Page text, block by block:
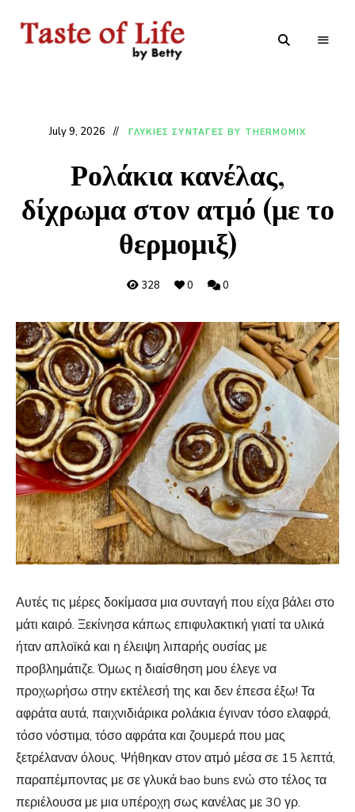
July 9, 2026 ΓΛΥΚΙΕΣ ΣΥΝΤΑΓΕΣ BY THERMOMIX
Ρολάκια κανέλας,
δίχρωμα στον ατμό (με το
θερμομιξ)
328 0 0
Αυτές τις μέρες δοκίμασα μια συνταγή που είχα βάλει στο
μάτι καιρό. Ξεκίνησα κάπως επιφυλακτική γιατί τα υλικά
ήταν απλοϊκά και η έλειψη λιπαρής ουσίας με
προβλημάτιζε. Όμως η διαίσθηση μου έλεγε να
προχωρήσω στην εκτέλεσή της και δεν έπεσα έξω! Τα
αφράτα αυτά, παιχνιδιάρικα ρολάκια έγιναν τόσο ελαφρά,
τόσο νόστιμα, τόσο αφράτα και ζουμερά που μας
ξετρέλαναν όλους. Ψήθηκαν στον ατμό μέσα σε 15 λεπτά,
παραπέμποντας με σε γλυκά bao buns ενώ στο τέλος τα
περιέλουσα με μια υπέροχη σως κανέλας με 30 γρ.